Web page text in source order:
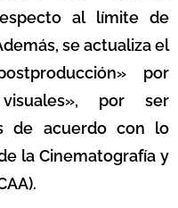
al límite de
se actualiza el
por
por ser
de acuerdo con lo
la Cinematografía y